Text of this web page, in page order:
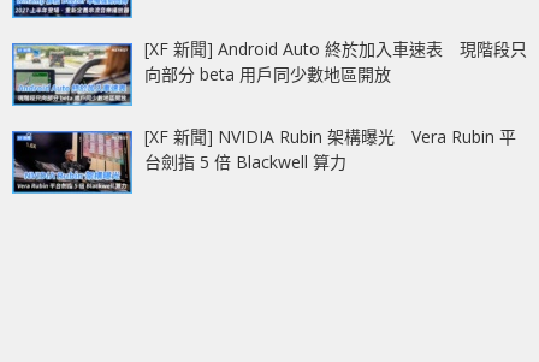
[XF 新聞] Android Auto 終於加入車速表 現階段只
向部分 beta 用戶同少數地區開放
[XF 新聞] NVIDIA Rubin 架構曝光 Vera Rubin 平
台劍指 5 倍 Blackwell 算力